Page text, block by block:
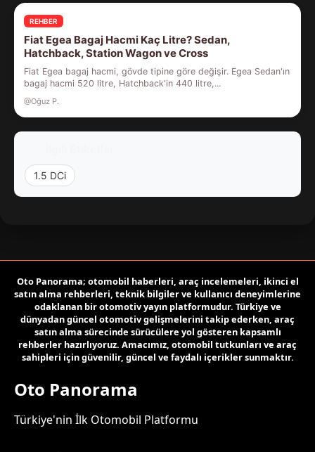
REHBER
Fiat Egea Bagaj Hacmi Kaç Litre? Sedan,
Hatchback, Station Wagon ve Cross
Fiat Egea bagaj hacmi, gövde tipine göre değişir. Egea Sedan'ın
bagaj hacmi 520 litre, Hatchback'in 440 litre,...
@Oğuz P.
1.5 DCi
Oto Panorama; otomobil haberleri, araç incelemeleri, ikinci el
satın alma rehberleri, teknik bilgiler ve kullanıcı deneyimlerine
odaklanan bir otomotiv yayın platformudur. Türkiye ve
dünyadan güncel otomotiv gelişmelerini takip ederken, araç
satın alma sürecinde sürücülere yol gösteren kapsamlı
rehberler hazırlıyoruz. Amacımız, otomobil tutkunları ve araç
sahipleri için güvenilir, güncel ve faydalı içerikler sunmaktır.
Oto Panorama
Türkiye'nin İlk Otomobil Platformu